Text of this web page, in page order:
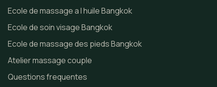
Ecole de massage a l huile Bangkok
Ecole de soin visage Bangkok
Ecole de massage des pieds Bangkok
Atelier massage couple
Questions frequentes